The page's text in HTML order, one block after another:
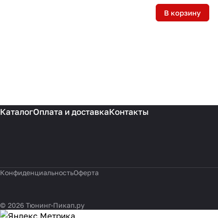
В корзину
КаталогОплата и доставкаКонтакты
КонфиденциальностьОферта
© 2026 Тюнинг-Пикап.ру